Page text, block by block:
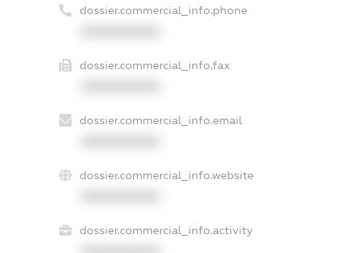
dossier.commercial_info.phone
dossier.commercial_info.fax
dossier.commercial_info.email
dossier.commercial_info.website
dossier.commercial_info.activity